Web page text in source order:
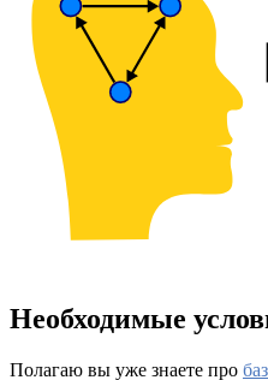
Необходимые
Полагаю вы уже знаете про